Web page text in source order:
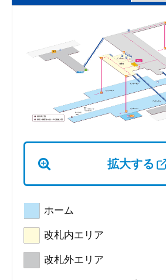
拡大する
ホーム
改札内エリア
改札外エリア